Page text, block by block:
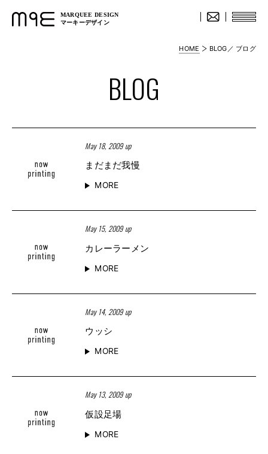
MARQUEE DESIGN
マーキーデザイン
HOME BLOG／ ブログ
BLOG
May 18, 2009 up
まだまだ我慢
MORE
May 15, 2009 up
カレーラーメン
MORE
May 14, 2009 up
ウッシ
MORE
May 13, 2009 up
仮設足場
MORE